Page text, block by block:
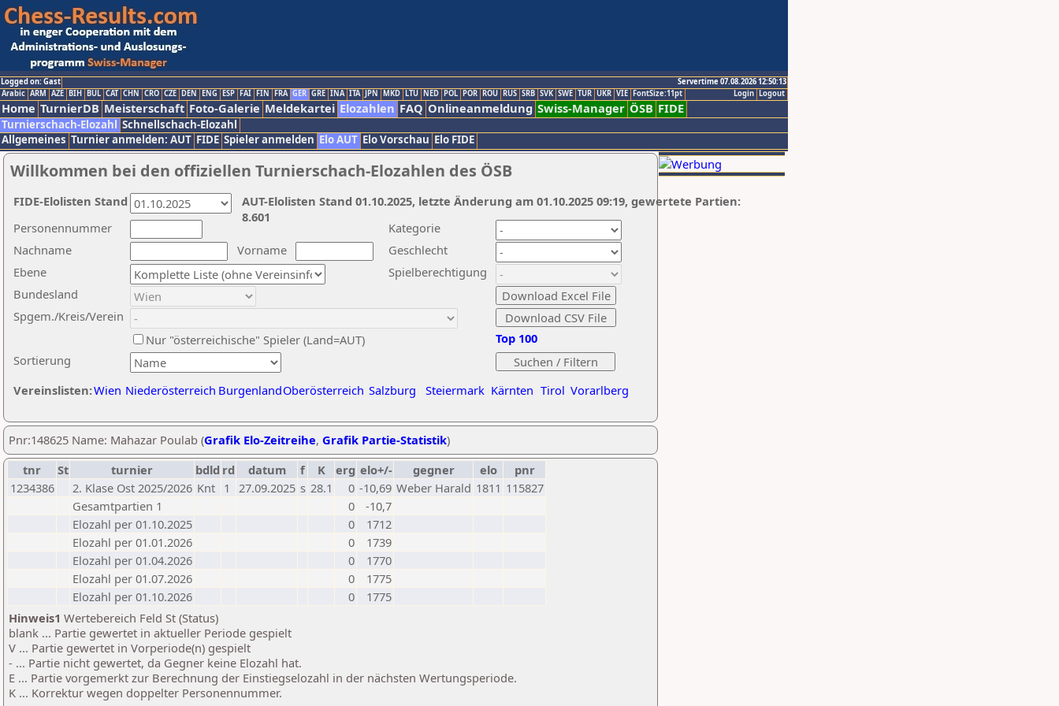
Logged on: Gast
Servertime 07.08.2026 12:50:13
Logout
Login
Arabic ARM AZE BIH BUL CAT CHN CRO CZE DEN ENG ESP FAI FIN FRA GER GRE INA ITA JPN MKD LTU NED POL POR ROU RUS SRB SVK SWE TUR UKR VIE FontSize:11pt
Home TurnierDB Meisterschaft Foto-Galerie Meldekartei Elozahlen FAQ Onlineanmeldung Swiss-Manager ÖSB FIDE
Turnierschach-Elozahl Schnellschach-Elozahl
Allgemeines Turnier anmelden: AUT FIDE Spieler anmelden Elo AUT Elo Vorschau Elo FIDE
Willkommen bei den offiziellen Turnierschach-Elozahlen des ÖSB
Nachname
Vorname
Ebene
Kategorie
Sortierung
Personennummer
Bundesland
Spgem./Kreis/Verein
Geschlecht
Nur "österreichische" Spieler (Land=AUT)
Spielberechtigung
Vereinslisten:Wien Niederösterreich BurgenlandOberösterreich Salzburg Steiermark Kärnten Tirol Vorarlberg
Top 100
AUT-Elolisten Stand 01.10.2025, letzte Änderung am 01.10.2025 09:19, gewertete Partien:
8.601
FIDE-Elolisten Stand
Pnr:148625 Name: Mahazar Poulab (Grafik Elo-Zeitreihe, Grafik Partie-Statistik)
tnr
St turnier bdld rd datum f K erg elo+/- gegner elo
pnr
1234386
2. Klase Ost 2025/2026 Knt 1 27.09.2025 s 28.1 0 -10,69 Weber Harald 1811 115827
Gesamtpartien 1
0
-10,7
Elozahl per 01.10.2025
0
1712
Elozahl per 01.01.2026
0
1739
Elozahl per 01.04.2026
0
1770
Elozahl per 01.07.2026
0
1775
Elozahl per 01.10.2026
0
1775
Hinweis1 Wertebereich Feld St (Status)
blank ... Partie gewertet in aktueller Periode gespielt
V ... Partie gewertet in Vorperiode(n) gespielt
- ... Partie nicht gewertet, da Gegner keine Elozahl hat.
E ... Partie vorgemerkt zur Berechnung der Einstiegselozahl in der nächsten Wertungsperiode.
K ... Korrektur wegen doppelter Personennummer.